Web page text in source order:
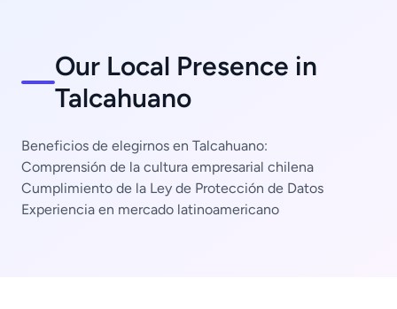
Our Local Presence in
Talcahuano
Beneficios de elegirnos en Talcahuano:
Comprensión de la cultura empresarial chilena
Cumplimiento de la Ley de Protección de Datos
Experiencia en mercado latinoamericano